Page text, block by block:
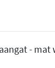
- mat